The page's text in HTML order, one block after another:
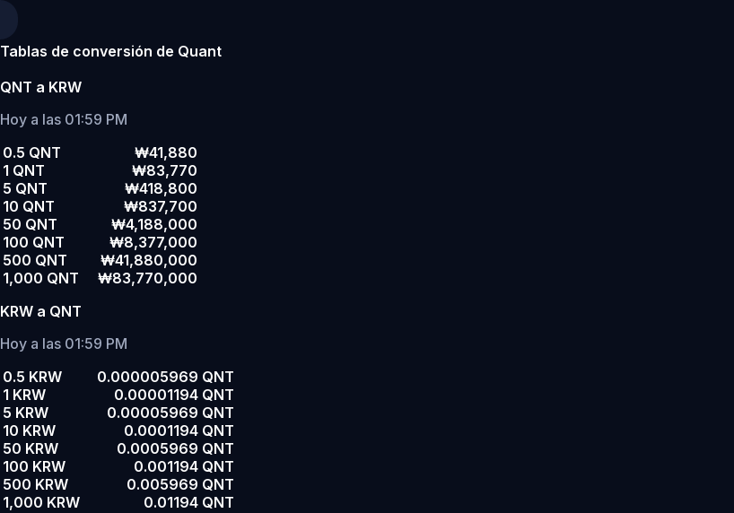
Tablas de conversión de Quant
QNT a KRW
Hoy a las 01:59 PM
0.5 QNT
₩41,880
1 QNT
₩83,770
5 QNT
₩418,800
10 QNT
₩837,700
50 QNT
₩4,188,000
100 QNT
₩8,377,000
500 QNT
₩41,880,000
1,000 QNT
₩83,770,000
KRW a QNT
Hoy a las 01:59 PM
0.5 KRW
0.000005969 QNT
1 KRW
0.00001194 QNT
5 KRW
0.00005969 QNT
10 KRW
0.0001194 QNT
50 KRW
0.0005969 QNT
100 KRW
0.001194 QNT
500 KRW
0.005969 QNT
1,000 KRW
0.01194 QNT